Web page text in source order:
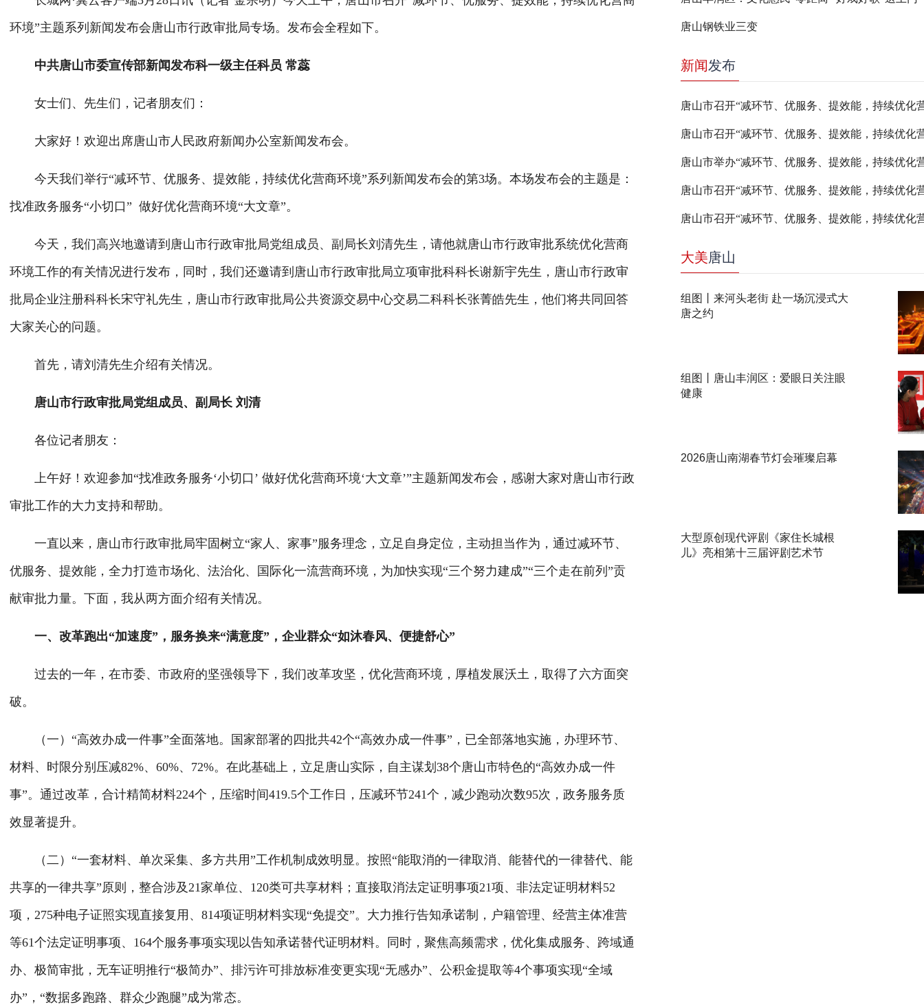
环境”主题系列新闻发布会唐山市行政审批局专场。发布会全程如下。
中共唐山市委宣传部新闻发布科一级主任科员 常蕊
女士们、先生们，记者朋友们：
大家好！欢迎出席唐山市人民政府新闻办公室新闻发布会。
今天我们举行“减环节、优服务、提效能，持续优化营商环境”系列新闻发布会的第3场。本场发布会的主题是：
找准政务服务“小切口” 做好优化营商环境“大文章”。
今天，我们高兴地邀请到唐山市行政审批局党组成员、副局长刘清先生，请他就唐山市行政审批系统优化营商
环境工作的有关情况进行发布，同时，我们还邀请到唐山市行政审批局立项审批科科长谢新宇先生，唐山市行政审
批局企业注册科科长宋守礼先生，唐山市行政审批局公共资源交易中心交易二科科长张菁皓先生，他们将共同回答
大家关心的问题。
首先，请刘清先生介绍有关情况。
唐山市行政审批局党组成员、副局长 刘清
各位记者朋友：
上午好！欢迎参加“找准政务服务‘小切口’ 做好优化营商环境‘大文章’”主题新闻发布会，感谢大家对唐山市行政
审批工作的大力支持和帮助。
一直以来，唐山市行政审批局牢固树立“家人、家事”服务理念，立足自身定位，主动担当作为，通过减环节、
优服务、提效能，全力打造市场化、法治化、国际化一流营商环境，为加快实现“三个努力建成”“三个走在前列”贡
献审批力量。下面，我从两方面介绍有关情况。
一、改革跑出“加速度”，服务换来“满意度”，企业群众“如沐春风、便捷舒心”
过去的一年，在市委、市政府的坚强领导下，我们改革攻坚，优化营商环境，厚植发展沃土，取得了六方面突
破。
（一）“高效办成一件事”全面落地。国家部署的四批共42个“高效办成一件事”，已全部落地实施，办理环节、
材料、时限分别压减82%、60%、72%。在此基础上，立足唐山实际，自主谋划38个唐山市特色的“高效办成一件
事”。通过改革，合计精简材料224个，压缩时间419.5个工作日，压减环节241个，减少跑动次数95次，政务服务质
效显著提升。
（二）“一套材料、单次采集、多方共用”工作机制成效明显。按照“能取消的一律取消、能替代的一律替代、能
共享的一律共享”原则，整合涉及21家单位、120类可共享材料；直接取消法定证明事项21项、非法定证明材料52
项，275种电子证照实现直接复用、814项证明材料实现“免提交”。大力推行告知承诺制，户籍管理、经营主体准营
等61个法定证明事项、164个服务事项实现以告知承诺替代证明材料。同时，聚焦高频需求，优化集成服务、跨域通
办、极简审批，无车证明推行“极简办”、排污许可排放标准变更实现“无感办”、公积金提取等4个事项实现“全域
办”，“数据多跑路、群众少跑腿”成为常态。
唐山钢铁业三变
新闻发布
大美唐山
组图丨来河头老街 赴一场沉浸式大
唐之约
组图丨唐山丰润区：爱眼日关注眼
健康
2026唐山南湖春节灯会璀璨启幕
大型原创现代评剧《家住长城根
儿》亮相第十三届评剧艺术节